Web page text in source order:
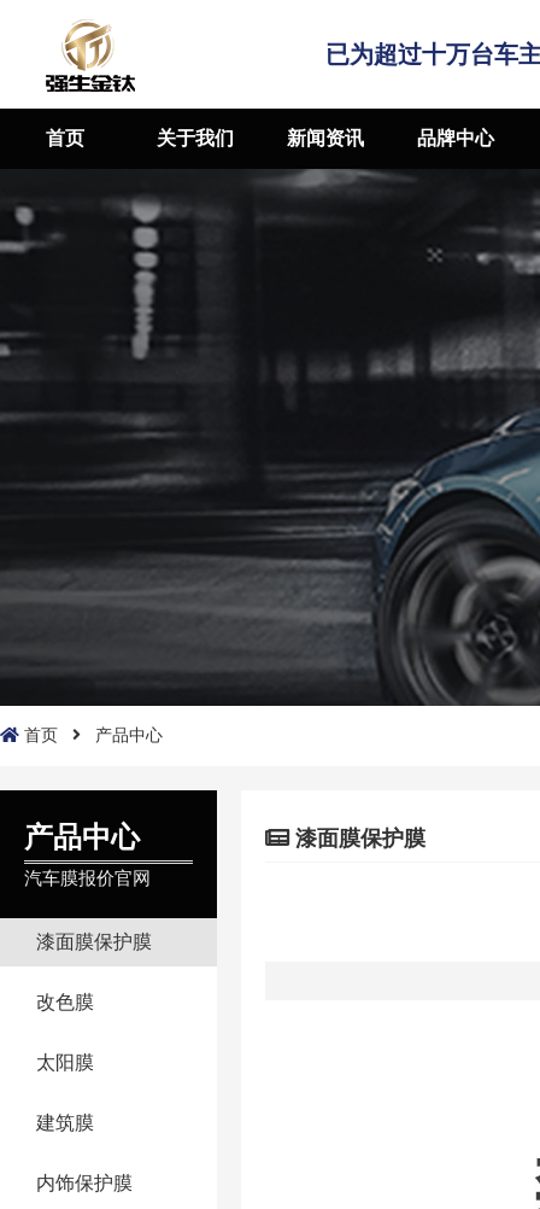
已为超过十万台车
首页 关于我们 新闻资讯 品牌中心
首页 产品中心
产品中心
汽车膜报价官网
漆面膜保护膜
改色膜
太阳膜
建筑膜
内饰保护膜
漆面膜保护膜